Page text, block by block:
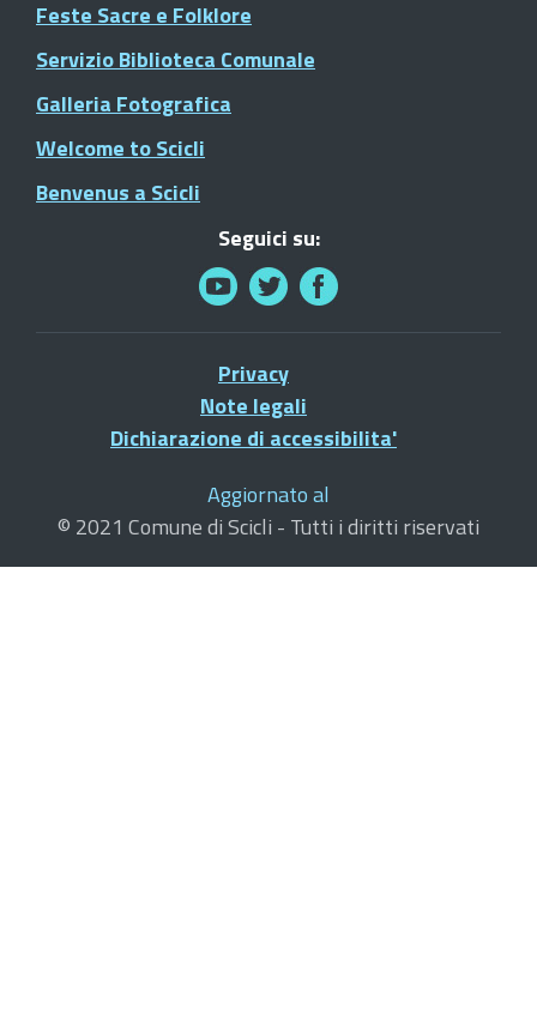
Feste Sacre e Folklore
Servizio Biblioteca Comunale
Galleria Fotografica
Welcome to Scicli
Benvenus a Scicli
Seguici su:
Privacy
Note legali
Dichiarazione di accessibilita'
Aggiornato al
© 2021 Comune di Scicli - Tutti i diritti riservati